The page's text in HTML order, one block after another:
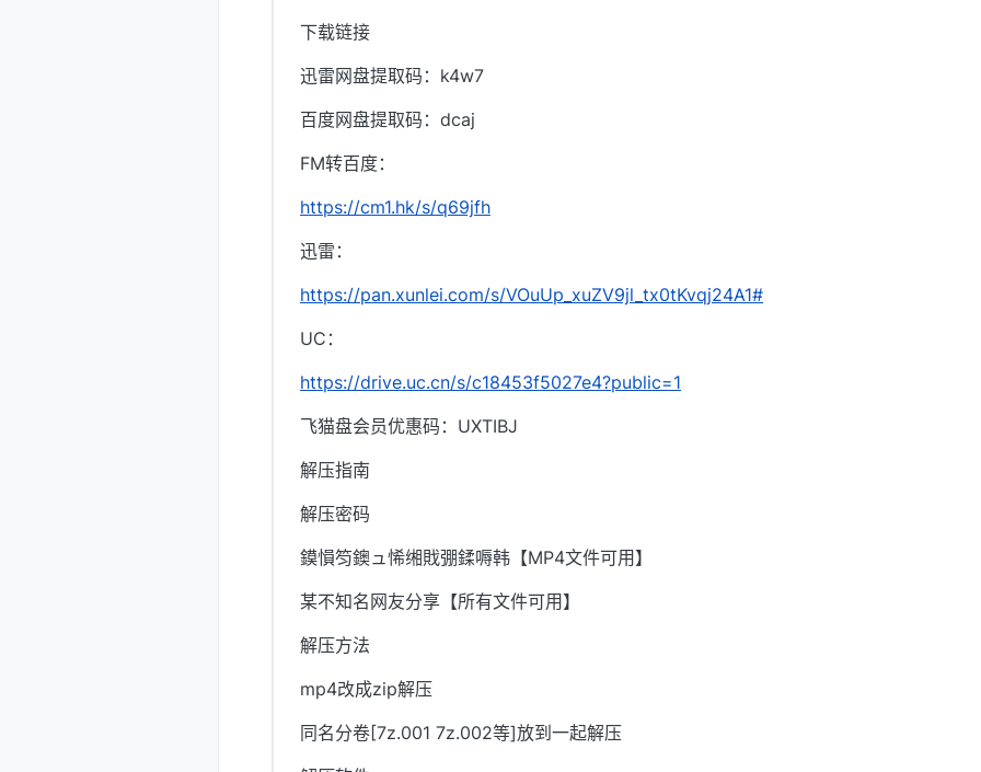
下载链接
迅雷网盘提取码：k4w7
百度网盘提取码：dcaj
FM转百度：
https://cm1.hk/s/q69jfh
迅雷：
https://pan.xunlei.com/s/VOuUp_xuZV9jl_tx0tKvqj24A1#
UC：
https://drive.uc.cn/s/c18453f5027e4?public=1
飞猫盘会员优惠码：UXTIBJ
解压指南
解压密码
鏌愪笉鐭ュ悕缃戝弸鍒嗕韩【MP4文件可用】
某不知名网友分享【所有文件可用】
解压方法
mp4改成zip解压
同名分卷[7z.001 7z.002等]放到一起解压